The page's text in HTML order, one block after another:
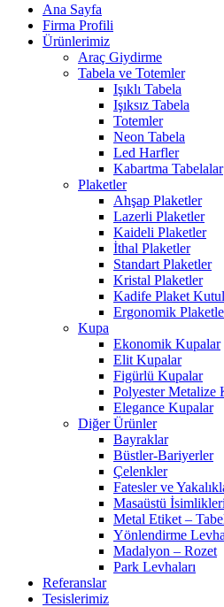
Ana Sayfa
Firma Profili
Ürünlerimiz
Araç Giydirme
Tabela ve Totemler
Işıklı Tabela
Işıksız Tabela
Totemler
Neon Tabela
Led Harfler
Kabartma Tabelalar
Plaketler
Ahşap Plaketler
Lazerli Plaketler
Kaideli Plaketler
İthal Plaketler
Standart Plaketler
Kristal Plaketler
Kadife Plaket
Ergonomik
Kupa
Ekonomik Kupalar
Elit Kupalar
Figürlü Kupalar
Polyester Metalize
Elegance Kupalar
Diğer Ürünler
Bayraklar
Büstler-Bariyerler
Çelenkler
Fatesler ve
Masaüstü İsimlikleri
Metal Etiket –
Yönlendirme
Madalyon – Rozet
Park Levhaları
Referanslar
Tesislerimiz